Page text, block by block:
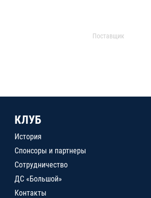
Поставщик
КЛУБ
История
Спонсоры и партнеры
Сотрудничество
ДС «Большой»
Контакты